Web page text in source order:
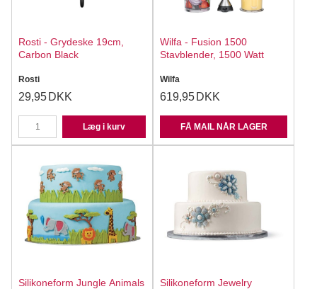
Rosti - Grydeske 19cm,
Carbon Black
Rosti
29,95 DKK
Læg i kurv
Wilfa - Fusion 1500
Stavblender, 1500 Watt
Wilfa
619,95 DKK
FÅ MAIL NÅR LAGER
Silikoneform Jungle Animals Silikoneform Jewelry